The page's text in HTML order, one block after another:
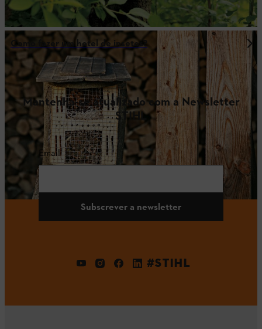
Como fazer um hotel de insetos?
Mantenha-se atualizado com a Newsletter
STIHL
Email
Subscrever a newsletter
#STIHL